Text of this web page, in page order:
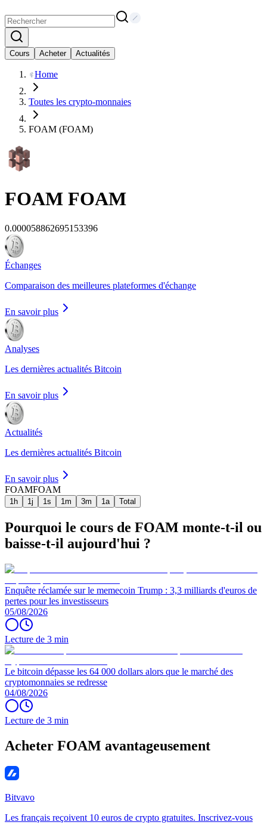
Cours Acheter Actualités
Home
Toutes les crypto-monnaies
FOAM (FOAM)
FOAM FOAM
0.000058862695153396
Échanges
Comparaison des meilleures plateformes d'échange
En savoir plus
Analyses
Les dernières actualités Bitcoin
En savoir plus
Actualités
Les dernières actualités Bitcoin
En savoir plus
FOAMFOAM
1h 1j 1s 1m 3m 1a Total
Pourquoi le cours de FOAM monte-t-il ou
baisse-t-il aujourd'hui ?
Enquête réclamée sur le memecoin Trump : 3,3 milliards d'euros de
pertes pour les investisseurs
05/08/2026
Lecture de 3 min
Le bitcoin dépasse les 64 000 dollars alors que le marché des
cryptomonnaies se redresse
04/08/2026
Lecture de 3 min
Acheter FOAM avantageusement
Bitvavo
Les français reçoivent 10 euros de crypto gratuites. Inscrivez-vous